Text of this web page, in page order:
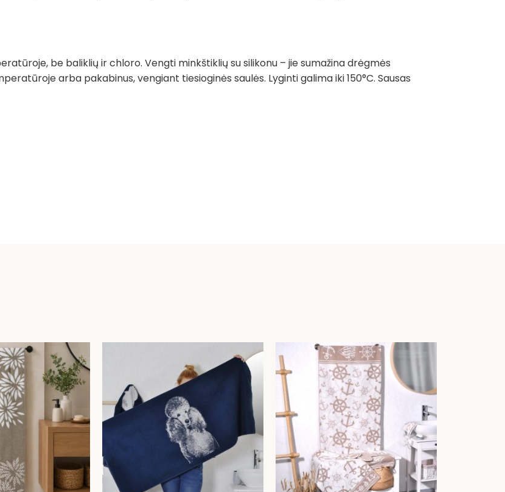
be baliklių ir chloro. Vengti minkštiklių su silikonu – jie sumažina drėgmės
arba pakabinus, vengiant tiesioginės saulės. Lyginti galima iki 150°C. Sausas